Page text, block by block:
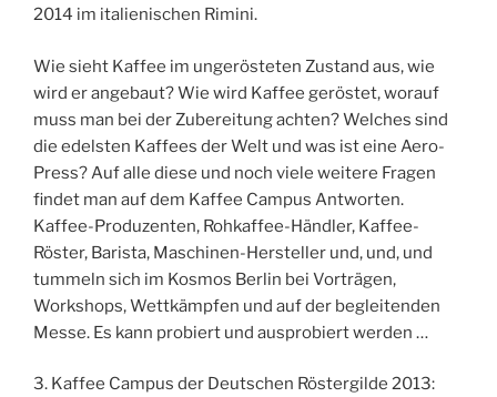
2014 im italienischen Rimini.
Wie sieht Kaffee im ungerösteten Zustand aus, wie
wird er angebaut? Wie wird Kaffee geröstet, worauf
muss man bei der Zubereitung achten? Welches sind
die edelsten Kaffees der Welt und was ist eine Aero-
Press? Auf alle diese und noch viele weitere Fragen
findet man auf dem Kaffee Campus Antworten.
Kaffee-Produzenten, Rohkaffee-Händler, Kaffee-
Röster, Barista, Maschinen-Hersteller und, und, und
tummeln sich im Kosmos Berlin bei Vorträgen,
Workshops, Wettkämpfen und auf der begleitenden
Messe. Es kann probiert und ausprobiert werden …
3. Kaffee Campus der Deutschen Röstergilde 2013: